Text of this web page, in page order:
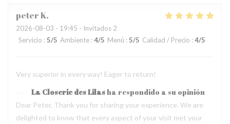
peterK
2026-08-03 - 19:45 - Invitados 2
Servicio : 5/5 Ambiente : 4/5 Menú : 5/5 Calidad / Precio : 4/5
Very superior in every way! Eager to return!
La Closerie des Lilasha respondido a su opinión
Dear Peter, Thank you for sharing your experience. We are
delighted to know that every aspect of your visit met your